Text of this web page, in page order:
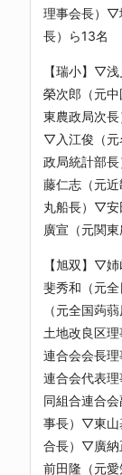
理事会長）▽
長）ら13名
【瑞小】▽
榮次郎（元
東農政局次
▽入江俊（元
政局統計部
藤仁志（元
丸船長）▽安
廣宣（元関東
【旭双】▽
斐秀和（元
（元全国蒟
土地改良区
連合会会長
連合会代表
同組合連合
事長）▽東山
合長）▽廣納
前田隆（元